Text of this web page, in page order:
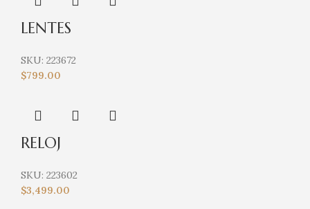
LENTES
SKU: 223672
$799.00
RELOJ
SKU: 223602
$3,499.00